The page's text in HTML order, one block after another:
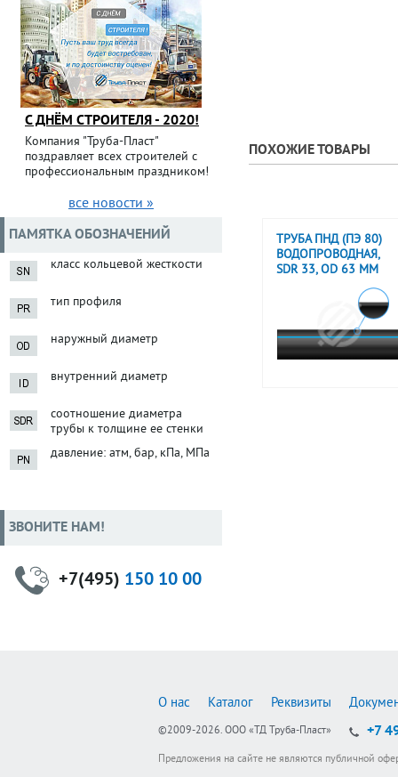
ПОХОЖИЕ ТОВАРЫ
ТРУБА ПНД (ПЭ 80)
ВОДОПРОВОДНАЯ,
SDR 33, OD 63 ММ
С ДНЁМ СТРОИТЕЛЯ - 2020!
Компания "Труба-Пласт"
поздравляет всех строителей с
профессиональным праздником!
все новости »
ПАМЯТКА ОБОЗНАЧЕНИЙ
класс кольцевой жесткости
тип профиля
наружный диаметр
внутренний диаметр
соотношение диаметра
трубы к толщине ее стенки
давление: атм, бар, кПа, МПа
ЗВОНИТЕ НАМ!
+7(495) 150 10 00
О нас Каталог Реквизиты
©2009-2026. ООО «ТД Труба-Пласт» +7
Предложения на сайте не являются публичной